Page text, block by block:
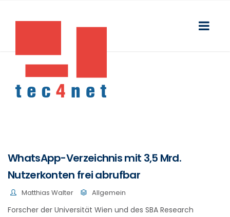
WhatsApp-Verzeichnis mit 3,5 Mrd.
Nutzerkonten frei abrufbar
Matthias Walter Allgemein
Forscher der Universität Wien und des SBA Research